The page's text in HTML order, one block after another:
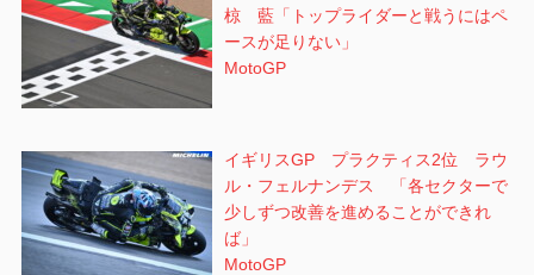
椋 藍「トップライダーと戦うにはペ
ースが足りない」
MotoGP
イギリスGP プラクティス2位 ラウ
ル・フェルナンデス 「各セクターで
少しずつ改善を進めることができれ
ば」
MotoGP